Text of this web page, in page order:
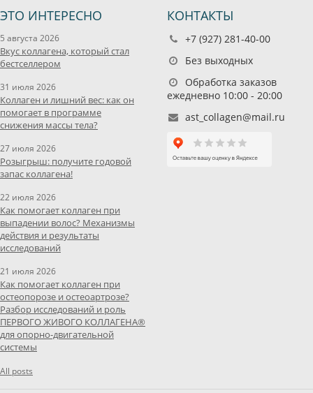
ЭТО ИНТЕРЕСНО
5 августа 2026
Вкус коллагена, который стал
бестселлером
31 июля 2026
Коллаген и лишний вес: как он
помогает в программе
снижения массы тела?
27 июля 2026
Розыгрыш: получите годовой
запас коллагена!
22 июля 2026
Как помогает коллаген при
выпадении волос? Механизмы
действия и результаты
исследований
21 июля 2026
Как помогает коллаген при
остеопорозе и остеоартрозе?
Разбор исследований и роль
ПЕРВОГО ЖИВОГО КОЛЛАГЕНА®
для опорно-двигательной
системы
All posts
КОНТАКТЫ
+7 (927) 281-40-00
Без выходных
Обработка заказов
ежедневно 10:00 - 20:00
ast_collagen@mail.ru